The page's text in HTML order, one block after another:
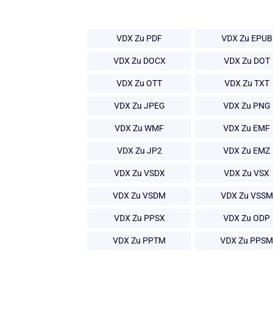
VDX Zu PDF VDX Zu EPUB
VDX Zu DOCX VDX Zu DOT
VDX Zu OTT VDX Zu TXT
VDX Zu JPEG VDX Zu PNG
VDX Zu WMF VDX Zu EMF
VDX Zu JP2 VDX Zu EMZ
VDX Zu VSDX VDX Zu VSX
VDX Zu VSDM VDX Zu VSSM
VDX Zu PPSX VDX Zu ODP
VDX Zu PPTM VDX Zu PPSM